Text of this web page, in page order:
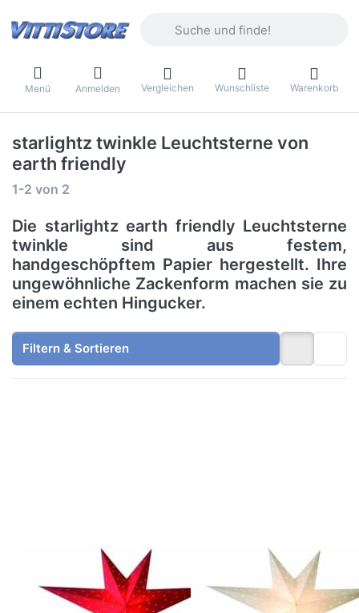
Menü Anmelden Vergleichen Wunschliste Warenkorb
starlightz twinkle Leuchtsterne von
earth friendly
Suchergebnisse:
1-2 von 2
Die starlightz earth friendly Leuchtsterne
twinkle sind aus festem,
handgeschöpftem Papier hergestellt. Ihre
ungewöhnliche Zackenform machen sie zu
einem echten Hingucker.
Filtern & Sortieren
EARTH FRIENDLY
starlightz
twinkle red
EARTH FRIENDLY
twinkle white